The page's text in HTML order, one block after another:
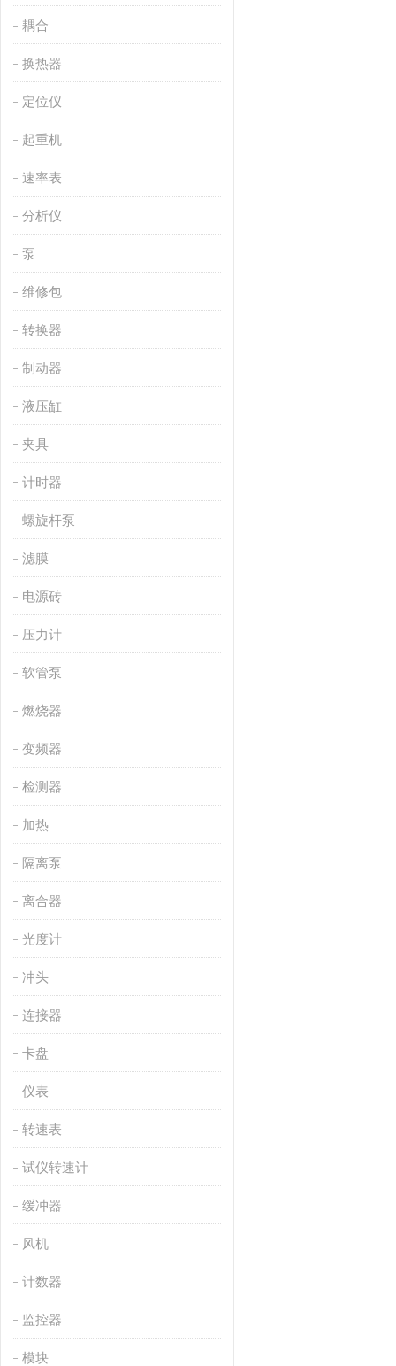
耦合
换热器
定位仪
起重机
速率表
分析仪
泵
维修包
转换器
制动器
液压缸
夹具
计时器
螺旋杆泵
滤膜
电源砖
压力计
软管泵
燃烧器
变频器
检测器
加热
隔离泵
离合器
光度计
冲头
连接器
卡盘
仪表
转速表
试仪转速计
缓冲器
风机
计数器
监控器
模块